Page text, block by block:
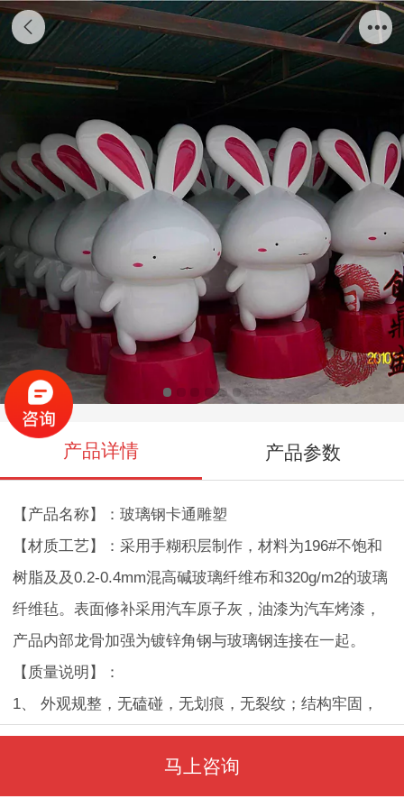
卡通兔子雕塑
产品详情 产品参数
【产品名称】：玻璃钢卡通雕塑
【材质工艺】：采用手糊积层制作，材料为196#不饱和
树脂及及0.2-0.4mm混高碱玻璃纤维布和320g/m2的玻璃
纤维毡。表面修补采用汽车原子灰，油漆为汽车烤漆，
产品内部龙骨加强为镀锌角钢与玻璃钢连接在一起。
【质量说明】：
1、 外观规整，无磕碰，无划痕，无裂纹；结构牢固，
整体简约美观。
2、 尺寸准确，尺寸误差2-3mm；
3、 色泽均匀，无气泡砂眼，高分子亮光饰面。
马上咨询